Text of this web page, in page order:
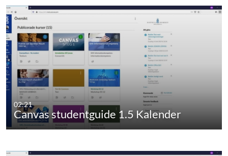
02:21
Canvas studentguide 1.5 Kalender